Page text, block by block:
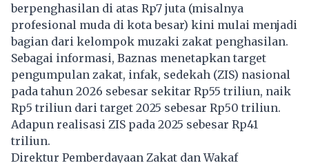
berpenghasilan di atas Rp7 juta (misalnya
profesional muda di kota besar) kini mulai menjadi
bagian dari kelompok muzaki zakat penghasilan.
Sebagai informasi, Baznas menetapkan target
pengumpulan zakat, infak, sedekah (ZIS) nasional
pada tahun 2026 sebesar sekitar Rp55 triliun, naik
Rp5 triliun dari target 2025 sebesar Rp50 triliun.
Adapun realisasi ZIS pada 2025 sebesar Rp41
triliun.
Direktur Pemberdayaan Zakat dan Wakaf